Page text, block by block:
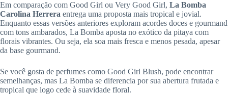
Em comparação com Good Girl ou Very Good Girl, La Bomba
Carolina Herrera entrega uma proposta mais tropical e jovial.
Enquanto essas versões anteriores exploram acordes doces e gourmand
com tons ambarados, La Bomba aposta no exótico da pitaya com
florais vibrantes. Ou seja, ela soa mais fresca e menos pesada, apesar
da base gourmand.
Se você gosta de perfumes como Good Girl Blush, pode encontrar
semelhanças, mas La Bomba se diferencia por sua abertura frutada e
tropical que logo cede à suavidade floral.